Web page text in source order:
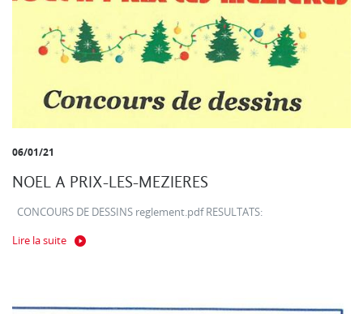
06/01/21
NOEL A PRIX-LES-MEZIERES
CONCOURS DE DESSINS reglement.pdf RESULTATS:
Lire la suite